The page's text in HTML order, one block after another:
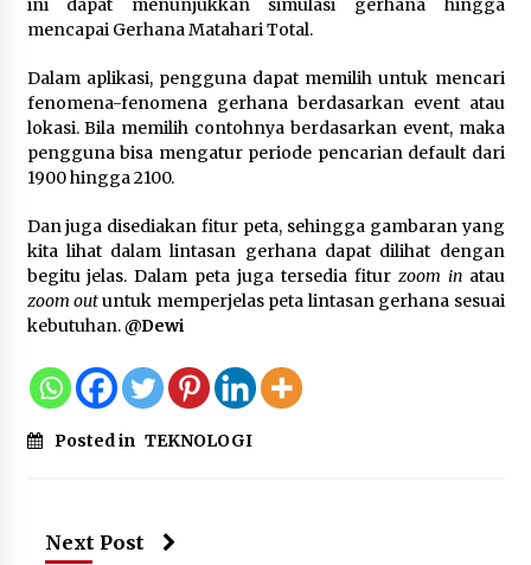
Dominasi, Tapi Merawat Dan
Merangkul
5 Agustus 2026
Jokowi Tetap Disambut Hangat di
NTT, Ahmad Ali: Karya dan
Pengabdiannya Masih Dirasakan
5 Agustus 2026
Respons Cepat Aduan Warga, Wali
Kota Serang Bantu Bedah Rumah
Bantuan Rp30 Juta
5 Agustus 2026
ini dapat menunjukkan simulasi gerhana hingga
mencapai Gerhana Matahari Total.
Dalam aplikasi, pengguna dapat memilih untuk mencari
fenomena-fenomena gerhana berdasarkan event atau
lokasi. Bila memilih contohnya berdasarkan event, maka
pengguna bisa mengatur periode pencarian default dari
1900 hingga 2100.
Dan juga disediakan fitur peta, sehingga gambaran yang
kita lihat dalam lintasan gerhana dapat dilihat dengan
begitu jelas. Dalam peta juga tersedia fitur zoom inatau
zoom outuntuk memperjelas peta lintasan gerhana sesuai
kebutuhan.@Dewi
Posted in TEKNOLOGI
Next Post